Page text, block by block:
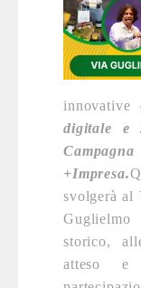
digitale e
+Impresa.
svolgerà
storico,
atteso e